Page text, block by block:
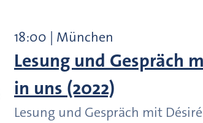
18:00 | München
Lesung und Gespräch
in uns (2022)
Lesung und Gespräch mit